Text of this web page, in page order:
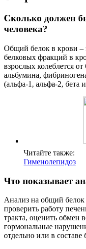
Сколько должен
человека?
Общий белок в крови –
белковых фракций в
взрослых колеблется
альбумина,
(альфа-1, альфа-2, бета
Читайте также:
Гименолепидоз
Что показывает
Анализ на общий белок
проверить работу
тракта, оценить обмен
гормональные
отдельно или в